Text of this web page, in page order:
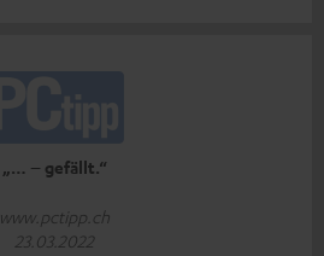
„… – gefällt.“
www.pctipp.ch
23.03.2022